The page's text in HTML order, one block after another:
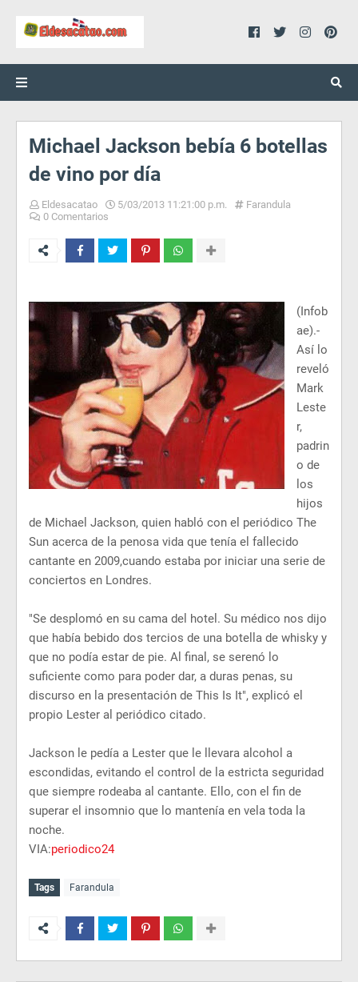
Michael Jackson bebía 6 botellas
de vino por día
Eldesacatao 5/03/2013 11:21:00 p.m.
Farandula
0 Comentarios
(Infob
ae).-
Así lo
reveló
Mark
Leste
r,
padrin
o de
los
hijos
de Michael Jackson, quien habló con el periódico The
Sun acerca de la penosa vida que tenía el fallecido
cantante en 2009,cuando estaba por iniciar una serie de
conciertos en Londres.
"Se desplomó en su cama del hotel. Su médico nos dijo
que había bebido dos tercios de una botella de whisky y
que no podía estar de pie. Al final, se serenó lo
suficiente como para poder dar, a duras penas, su
discurso en la presentación de This Is It", explicó el
propio Lester al periódico citado.
Jackson le pedía a Lester que le llevara alcohol a
escondidas, evitando el control de la estricta seguridad
que siempre rodeaba al cantante. Ello, con el fin de
superar el insomnio que lo mantenía en vela toda la
noche.
VIA:periodico24
Tags Farandula